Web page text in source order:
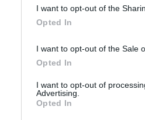
I want to opt-out of the
Opted In
I want to opt-out of the Sale
Opted In
I want to opt-out of
Advertising.
Opted In